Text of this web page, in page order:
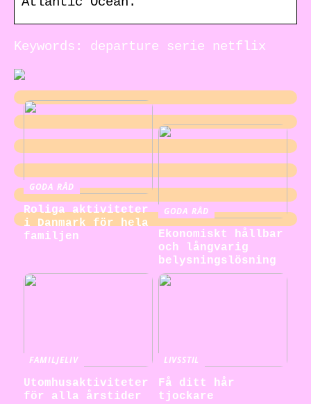
Keywords: departure serie netflix
GODA RÅD
Roliga aktiviteter
i Danmark för hela
familjen
GODA RÅD
Ekonomiskt hållbar
och långvarig
belysningslösning
FAMILJELIV
Utomhusaktiviteter
för alla årstider
LIVSSTIL
Få ditt hår
tjockare